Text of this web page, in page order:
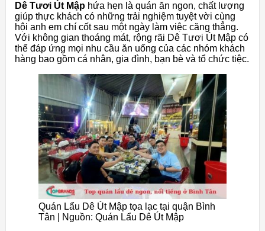
Dê Tươi Út Mập hứa hẹn là quán ăn ngon, chất lượng
giúp thực khách có những trải nghiệm tuyệt vời cùng
hội anh em chí cốt sau một ngày làm việc căng thẳng.
Với không gian thoáng mát, rộng rãi Dê Tươi Út Mập có
thể đáp ứng mọi nhu cầu ăn uống của các nhóm khách
hàng bao gồm cá nhân, gia đình, bạn bè và tổ chức tiệc.
Quán Lẩu Dê Út Mập tọa lạc tại quận Bình
Tân | Nguồn: Quán Lẩu Dê Út Mập